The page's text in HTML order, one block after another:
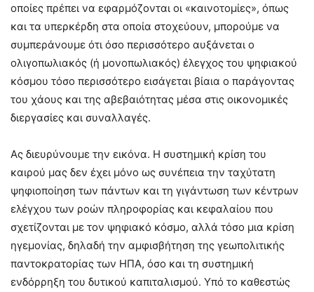
οποίες πρέπει να εφαρμόζονται οι «καινοτομίες», όπως
και τα υπερκέρδη στα οποία στοχεύουν, μπορούμε να
συμπεράνουμε ότι όσο περισσότερο αυξάνεται ο
ολιγοπωλιακός (ή μονοπωλιακός) έλεγχος του ψηφιακού
κόσμου τόσο περισσότερο εισάγεται βίαια ο παράγοντας
του χάους και της αβεβαιότητας μέσα στις οικονομικές
διεργασίες και συναλλαγές.
Ας διευρύνουμε την εικόνα. Η συστημική κρίση του
καιρού μας δεν έχει μόνο ως συνέπεια την ταχύτατη
ψηφιοποίηση των πάντων και τη γιγάντωση των κέντρων
ελέγχου των ροών πληροφορίας και κεφαλαίου που
σχετίζονται με τον ψηφιακό κόσμο, αλλά τόσο μια κρίση
ηγεμονίας, δηλαδή την αμφισβήτηση της γεωπολιτικής
παντοκρατορίας των ΗΠΑ, όσο και τη συστημική
ενδόρρηξη του δυτικού καπιταλισμού. Υπό το καθεστώς